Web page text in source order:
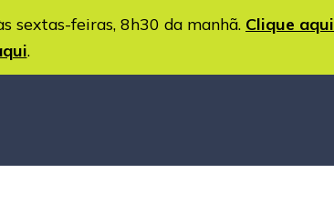
sextas-feiras, 8h30 da manhã. Clique aqui
.